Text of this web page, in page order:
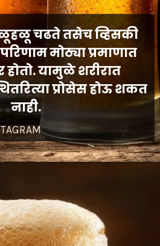
चढते तसेच व्हिसकी
मोठ्या प्रमाणात
यामुळे शरीरात
प्रोसेस होऊ शकत
नाही.